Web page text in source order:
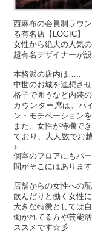
西麻布の会員制ラウ
る有名店【LOGIC】
女性から絶大の人気
超有名デザイナーが
本格派の店内は…..
中世のお城を連想さ
格子で囲うなど内装
カウンター席は、ハ
ン・モチベーション
また、女性が待機で
ており、大人数でお
♪
個室のフロアにもバ
間がそこにはあります
店舗からの女性への
飲んだりと働く女性
大きな特徴としては
働かれてる方や芸能
ススメです☆彡